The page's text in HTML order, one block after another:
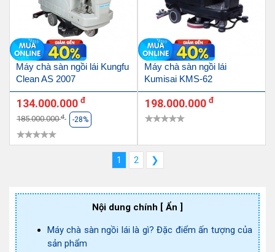
Máy chà sàn ngồi lái Kungfu
Clean AS 2007
134.000.000 đ
185.000.000đ -28%
Máy chà sàn ngồi lái
Kumisai KMS-62
198.000.000 đ
1 2 ❯
Nội dung chính [ Ẩn ]
Máy chà sàn ngồi lái là gì? Đặc điểm ấn tượng của
sản phẩm